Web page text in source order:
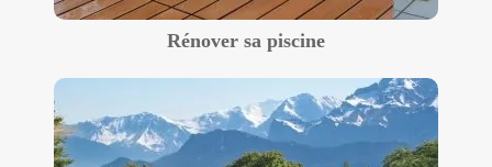
Rénover sa piscine